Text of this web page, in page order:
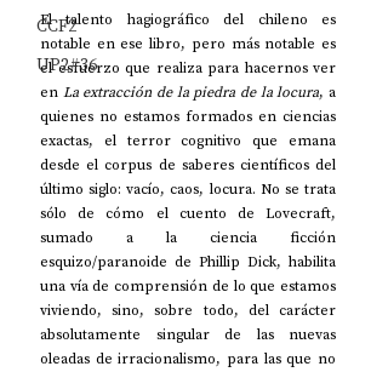
CCF2
UP2#36
El talento hagiográfico del chileno es
notable en ese libro, pero más notable es
el esfuerzo que realiza para hacernos ver
en La extracción de la piedra de la locura, a
quienes no estamos formados en ciencias
exactas, el terror cognitivo que emana
desde el corpus de saberes científicos del
último siglo: vacío, caos, locura. No se trata
sólo de cómo el cuento de Lovecraft,
sumado a la ciencia ficción
esquizo/paranoide de Phillip Dick, habilita
una vía de comprensión de lo que estamos
viviendo, sino, sobre todo, del carácter
absolutamente singular de las nuevas
oleadas de irracionalismo, para las que no